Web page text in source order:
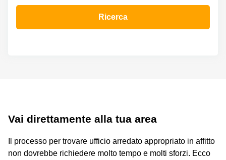
Pescara
Business
Bologna
Coworking
Bergamo
Coworking
Cagliari
Ricerca
Vai direttamente alla tua area
Il processo per trovare ufficio arredato appropriato in affitto
non dovrebbe richiedere molto tempo e molti sforzi. Ecco